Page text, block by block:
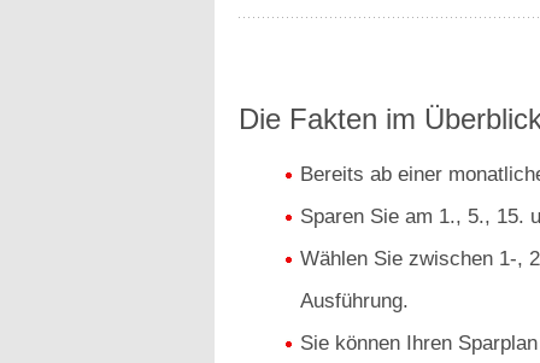
Die Fakten im
Bereits ab einer
Sparen Sie am 1., 5., 15.
Wählen Sie zwischen 1-,
Ausführung.
Sie können Ihren